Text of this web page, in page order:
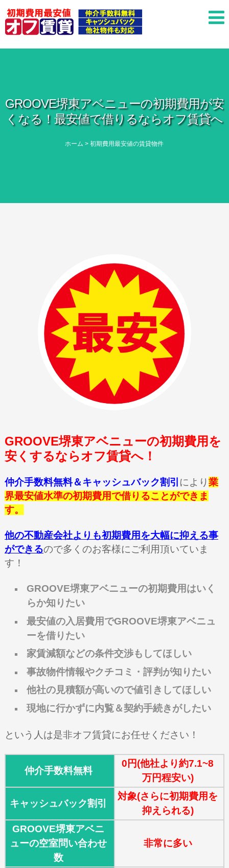
GROOVE堺東アベニューの初期費用が安
くなる！最安値で借りるならオフ賃貸へ
ホーム >初期費用最安値の賃貸物件
GROOVE堺東アベニューの初期費用を
安くするならオフ賃貸へ！
仲介手数料無料＆キャッシュバック割引 により 業
界最安値水準の初期費用で借りることができま
す。
他の不動産会社よりも初期費用を大幅に抑える事
ができるので多くのお客様にご利用頂いていま
す！
GROOVE堺東アベニューの初期費用はいく
らか知りたい
最安値の入居費用でGROOVE堺東アベニュ
ーを借りたい
家賃減額などの条件交渉もしてほしい
事故物件情報やクチコミ・評判が知りたい
他社の見積額が高いので値引きしてほしい
現地に行かずに内覧＆契約手続きがしたい
という人は是非オフ賃貸にお任せください！
仲介手数料無料
0円(他社より約7.1~8
万円程安い)
キャッシュバック割引
対象(さらに初期費用を
抑えられる)
GROOVE堺東アベニ
ューの空室問い合わせ
数
非常に多い